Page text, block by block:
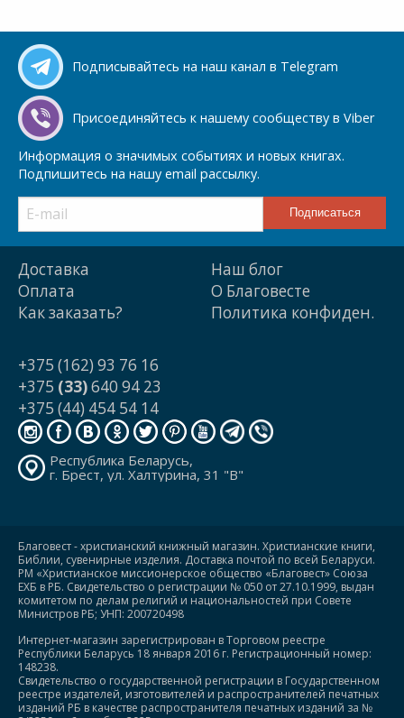
Подписывайтесь на наш канал в Telegram
Присоединяйтесь к нашему сообществу в Viber
Информация о значимых событиях и новых книгах.
Подпишитесь на нашу email рассылку.
Доставка
Оплата
Как заказать?
Наш блог
О Благовесте
Политика конфиден.
+375 (162) 93 76 16
+375 (33)640 94 23
+375 (44) 454 54 14
Республика Беларусь,
г. Брест, ул. Халтурина, 31 "В"
Благовест - христианский книжный магазин. Христианские книги,
Библии, сувенирные изделия. Доставка почтой по всей Беларуси.
РМ «Христианское миссионерское общество «Благовест» Союза
ЕХБ в РБ. Свидетельство о регистрации № 050 от 27.10.1999, выдан
комитетом по делам религий и национальностей при Совете
Министров РБ; УНП: 200720498
Интернет-магазин зарегистрирован в Торговом реестре
Республики Беларусь 18 января 2016 г. Регистрационный номер:
148238.
Свидетельство о государственной регистрации в Государственном
реестре издателей, изготовителей и распространителей печатных
изданий РБ в качестве распространителя печатных изданий за №